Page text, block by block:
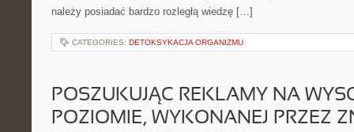
należy posiadać bardzo rozległą wiedzę […]
CATEGORIES: DETOKSYKACJA ORGANIZMU
POSZUKUJĄC REKLAMY NA
POZIOMIE, WYKONANEJ PRZEZ